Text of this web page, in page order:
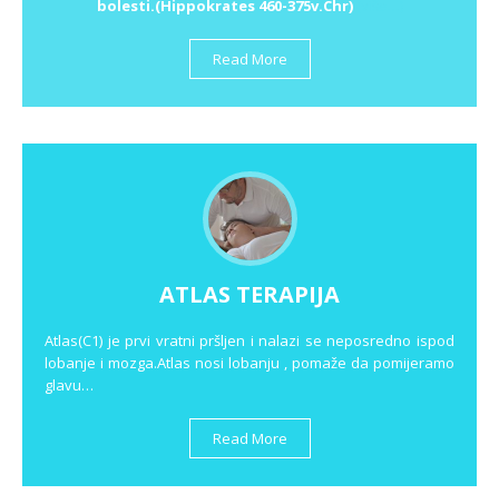
bolesti.(Hippokrates 460-375v.Chr)
Read More
ATLAS TERAPIJA
Atlas(C1) je prvi vratni pršljen i nalazi se neposredno ispod
lobanje i mozga.Atlas nosi lobanju , pomaže da pomijeramo
glavu…
Read More